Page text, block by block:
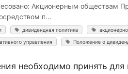
Акционерным обществам
п...
дивидендная политика
управления Положение о
необходимо принять